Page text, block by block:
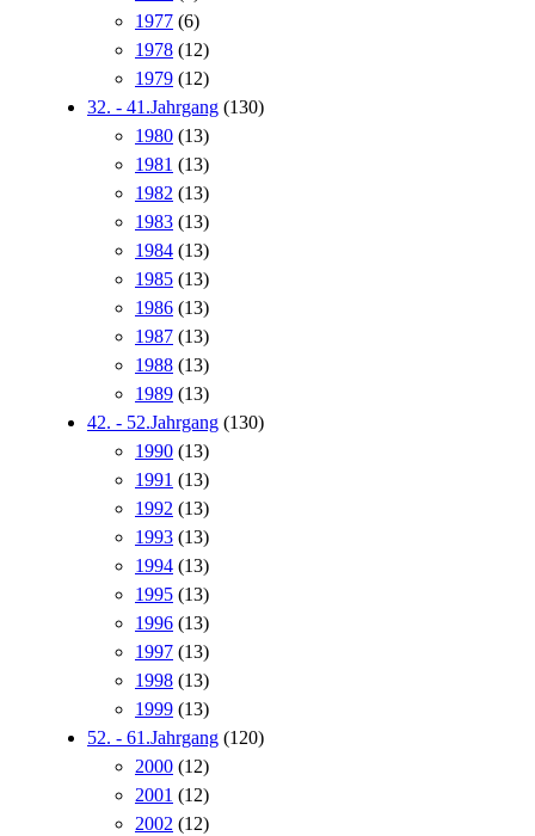
1977 (6)
1978 (12)
1979 (12)
32. - 41.Jahrgang (130)
1980 (13)
1981 (13)
1982 (13)
1983 (13)
1984 (13)
1985 (13)
1986 (13)
1987 (13)
1988 (13)
1989 (13)
42. - 52.Jahrgang (130)
1990 (13)
1991 (13)
1992 (13)
1993 (13)
1994 (13)
1995 (13)
1996 (13)
1997 (13)
1998 (13)
1999 (13)
52. - 61.Jahrgang (120)
2000 (12)
2001 (12)
2002 (12)